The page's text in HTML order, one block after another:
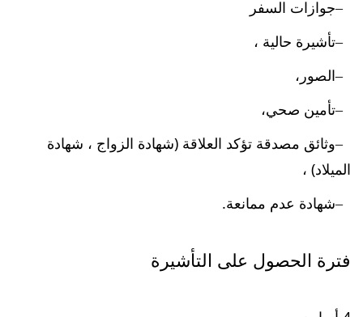
جوازات السفر
تأشيرة حالية ،
الصور،
تأمين صحي،
وثائق مصدقة تؤكد العلاقة (شهادة الزواج ، شهادة
الميلاد) ،
شهادة عدم ممانعة.
فترة الحصول على التأشيرة